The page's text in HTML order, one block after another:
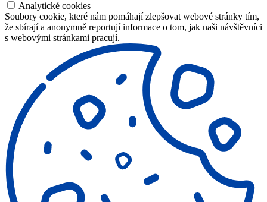
Analytické cookies
Soubory cookie, které nám pomáhají zlepšovat webové stránky tím,
že sbírají a anonymně reportují informace o tom, jak naši návštěvníci
s webovými stránkami pracují.